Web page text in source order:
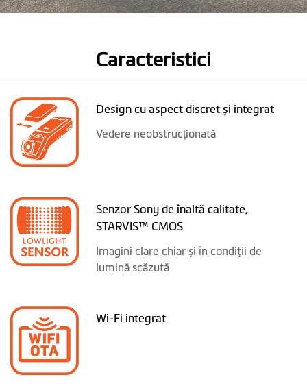
Caracteristici
Design cu aspect discret și integrat
Vedere neobstrucționată
Senzor Sony de înaltă calitate,
STARVIS™ CMOS
Imagini clare chiar și în condiţii de
lumină scăzută
Wi-Fi integrat